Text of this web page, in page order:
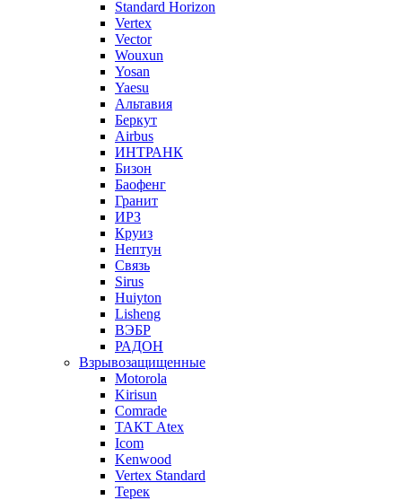
Standard Horizon
Vertex
Vector
Wouxun
Yosan
Yaesu
Альтавия
Беркут
Airbus
ИНТРАНК
Бизон
Баофенг
Гранит
ИРЗ
Круиз
Нептун
Связь
Sirus
Huiyton
Lisheng
ВЭБР
РАДОН
Взрывозащищенные
Motorola
Kirisun
Comrade
ТАКТ Atex
Icom
Kenwood
Vertex Standard
Терек